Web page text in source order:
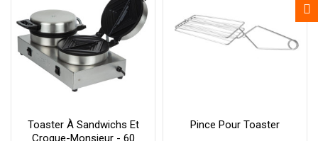
Toaster À Sandwichs Et
Croque-Monsieur - 60
Pince Pour Toaster